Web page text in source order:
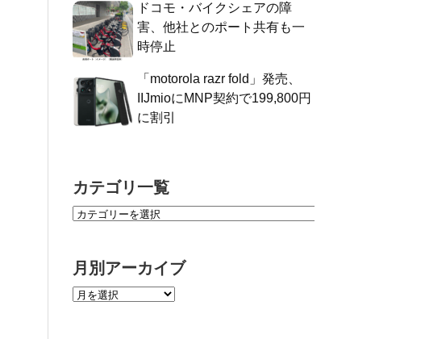
ドコモ・バイクシェアの障
害、他社とのポート共有も一
時停止
「motorola razr fold」発売、
IIJmioにMNP契約で199,800円
に割引
カテゴリ一覧
月別アーカイブ